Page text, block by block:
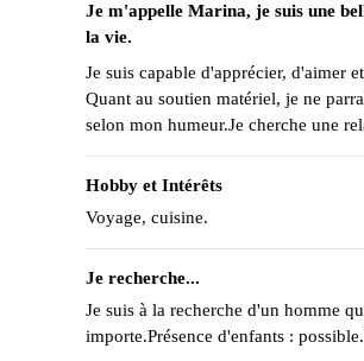
Je m'appelle Marina, je suis une
la vie.
Je suis capable d'apprécier, d'aimer
Quant au soutien matériel, je ne
selon mon humeur.Je cherche une
Hobby et Intérêts
Voyage, cuisine.
Je recherche...
Je suis à la recherche d'un homme
importe.Présence d'enfants :